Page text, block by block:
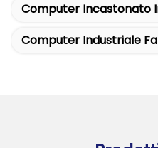
Computer Incastonato
Computer Industriale